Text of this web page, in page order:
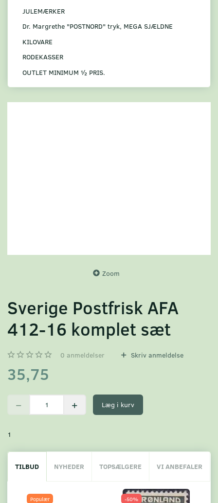
JULEMÆRKER
Dr. Margrethe "POSTNORD" tryk, MEGA SJÆLDNE
KILOVARE
RODEKASSER
OUTLET MINIMUM ½ PRIS.
Zoom
Sverige Postfrisk AFA
412-16 komplet sæt
0 anmeldelser Skriv anmeldelse
35,75
Læg i kurv
1
TILBUD NYHEDER TOPSÆLGERE VI ANBEFALER
Populær -50%